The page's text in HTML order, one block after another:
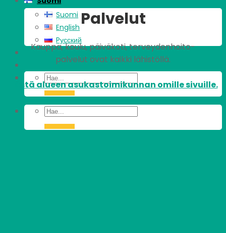
Suomi
English
Pусский
Palvelut
Kauppa, koulu, päiväkoti, terveydenhoito-
palvelut ovat kaikki lähistöllä.
Tästä alueen asukastoimikunnan omille sivuille.